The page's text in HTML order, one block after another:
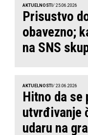
AKTUELNOSTI / 25.06.2026
Prisustvo
obavezno;
na SNS
AKTUELNOSTI / 23.06.2026
Hitno da se
utvrđivanje
udaru na